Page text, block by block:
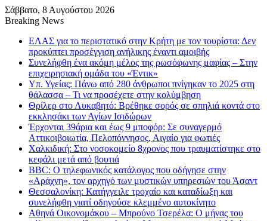
Σάββατο, 8 Αυγούστου 2026
Breaking News
ΕΛΑΣ για το περιστατικό στην Κρήτη με τον τουρίστα: Δεν
προκύπτει προσέγγιση ανήλικης έναντι αμοιβής
Συνελήφθη ένα ακόμη μέλος της ρωσόφωνης μαφίας – Στην
επιχειρησιακή ομάδα του «Έντικ»
Υπ. Υγείας: Πάνω από 280 άνθρωποι πνίγηκαν το 2025 στη
θάλασσα – Τι να προσέχετε στην κολύμβηση
Θρίλερ στο Λυκαβητό: Βρέθηκε σορός σε σπηλιά κοντά στο
εκκλησάκι των Αγίων Ισιδώρων
Έρχονται 39άρια και έως 9 μποφόρ: Σε συναγερμό
Αττικοιβοιωτία, Πελοπόννησος, Αιγαίο για φωτιές
Χαλκιδική: Στο νοσοκομείο 8χρονος που τραυματίστηκε στο
κεφάλι μετά από βουτιά
BBC: Ο τηλεφωνικός κατάλογος που οδήγησε στην
«Αράχνη», τον αρχηγό των μυστικών υπηρεσιών του Άσαντ
Θεσσαλονίκη: Κατήγγειλε τροχαίο και καταδίωξη και
συνελήφθη γιατί οδηγούσε κλεμμένο αυτοκίνητο
Αθηνά Οικονομάκου – Μπρούνο Τσερέλα: Ο μήνας του